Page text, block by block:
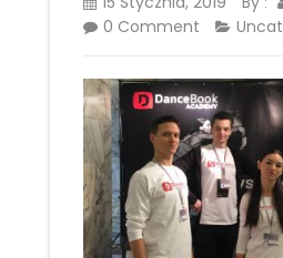
0 Comment